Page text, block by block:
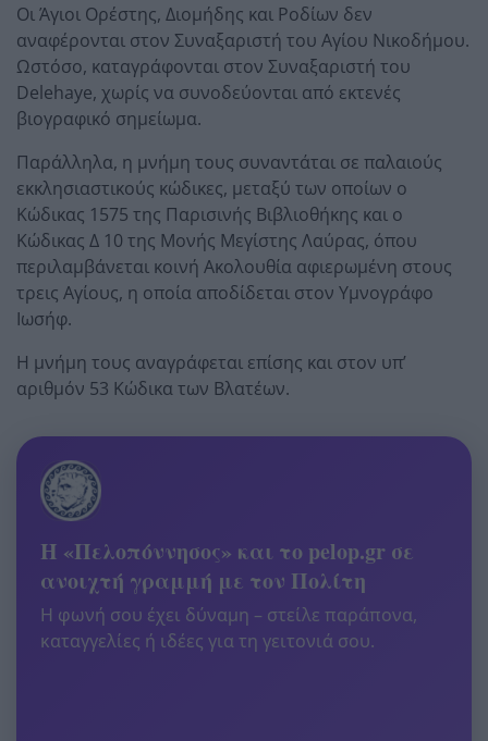
Οι Άγιοι Ορέστης, Διομήδης και Ροδίων δεν
αναφέρονται στον Συναξαριστή του Αγίου Νικοδήμου.
Ωστόσο, καταγράφονται στον Συναξαριστή του
Delehaye, χωρίς να συνοδεύονται από εκτενές
βιογραφικό σημείωμα.
Παράλληλα, η μνήμη τους συναντάται σε παλαιούς
εκκλησιαστικούς κώδικες, μεταξύ των οποίων ο
Κώδικας 1575 της Παρισινής Βιβλιοθήκης και ο
Κώδικας Δ 10 της Μονής Μεγίστης Λαύρας, όπου
περιλαμβάνεται κοινή Ακολουθία αφιερωμένη στους
τρεις Αγίους, η οποία αποδίδεται στον Υμνογράφο
Ιωσήφ.
Η μνήμη τους αναγράφεται επίσης και στον υπ’
αριθμόν 53 Κώδικα των Βλατέων.
Η «Πελοπόννησος» και το pelop.gr σε
ανοιχτή γραμμή με τον Πολίτη
Η φωνή σου έχει δύναμη – στείλε παράπονα,
καταγγελίες ή ιδέες για τη γειτονιά σου.